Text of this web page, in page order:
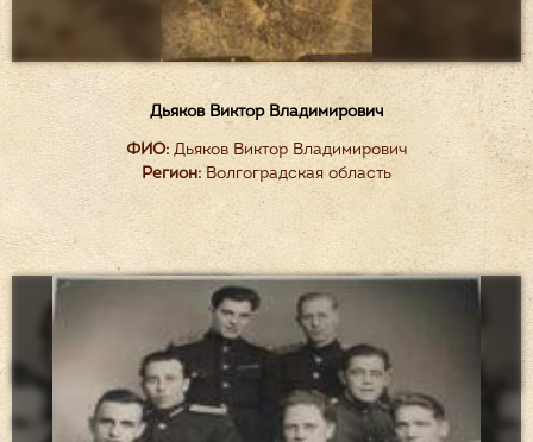
Дьяков Виктор Владимирович
ФИО: Дьяков Виктор Владимирович
Регион: Волгоградская область